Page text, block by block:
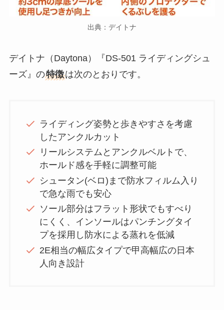
出典：デイトナ
デイトナ（Daytona）『DS-501 ライディングシュ
ーズ』の特徴は次のとおりです。
ライディング姿勢と歩きやすさを考慮
したアンクルカット
リールシステムとアンクルベルトで、
ホールド感を手軽に調整可能
シュータン(ベロ)まで防水フィルム入り
で急な雨でも安心
ソール部分はフラット形状でもすべり
にくく、インソールはパンチングタイ
プを採用し防水による蒸れを低減
2E相当の幅広タイプで甲高幅広の日本
人向き設計